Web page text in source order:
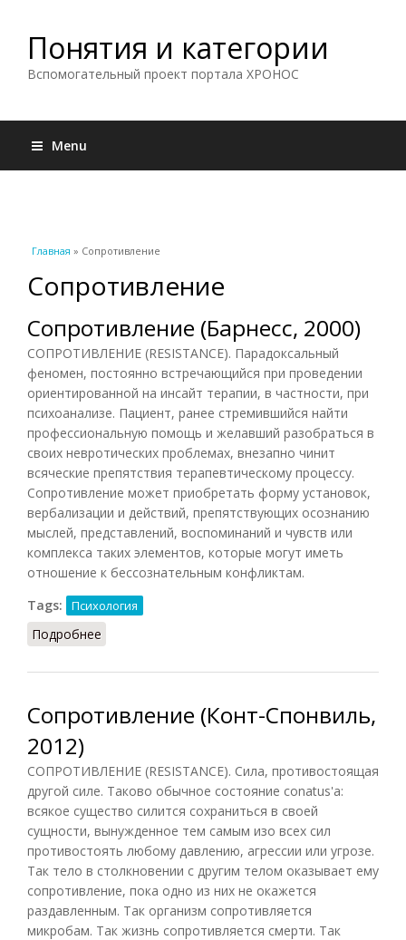
Понятия и категории
Вспомогательный проект портала ХРОНОС
Menu
Вы здесь
Главная » Сопротивление
Сопротивление
Сопротивление (Барнесс, 2000)
СОПРОТИВЛЕНИЕ (RESISTANCE). Парадоксальный
феномен, постоянно встречающийся при проведении
ориентированной на инсайт терапии, в частности, при
психоанализе. Пациент, ранее стремившийся найти
профессиональную помощь и желавший разобраться в
своих невротических проблемах, внезапно чинит
всяческие препятствия терапевтическому процессу.
Сопротивление может приобретать форму установок,
вербализации и действий, препятствующих осознанию
мыслей, представлений, воспоминаний и чувств или
комплекса таких элементов, которые могут иметь
отношение к бессознательным конфликтам.
Tags:
Психология
Подробнее
Сопротивление (Конт-Спонвиль,
2012)
СОПРОТИВЛЕНИЕ (RESISTANCE). Сила, противостоящая
другой силе. Таково обычное состояние conatus'a:
всякое существо силится сохраниться в своей
сущности, вынужденное тем самым изо всех сил
противостоять любому давлению, агрессии или угрозе.
Так тело в столкновении с другим телом оказывает ему
сопротивление, пока одно из них не окажется
раздавленным. Так организм сопротивляется
микробам. Так жизнь сопротивляется смерти. Так